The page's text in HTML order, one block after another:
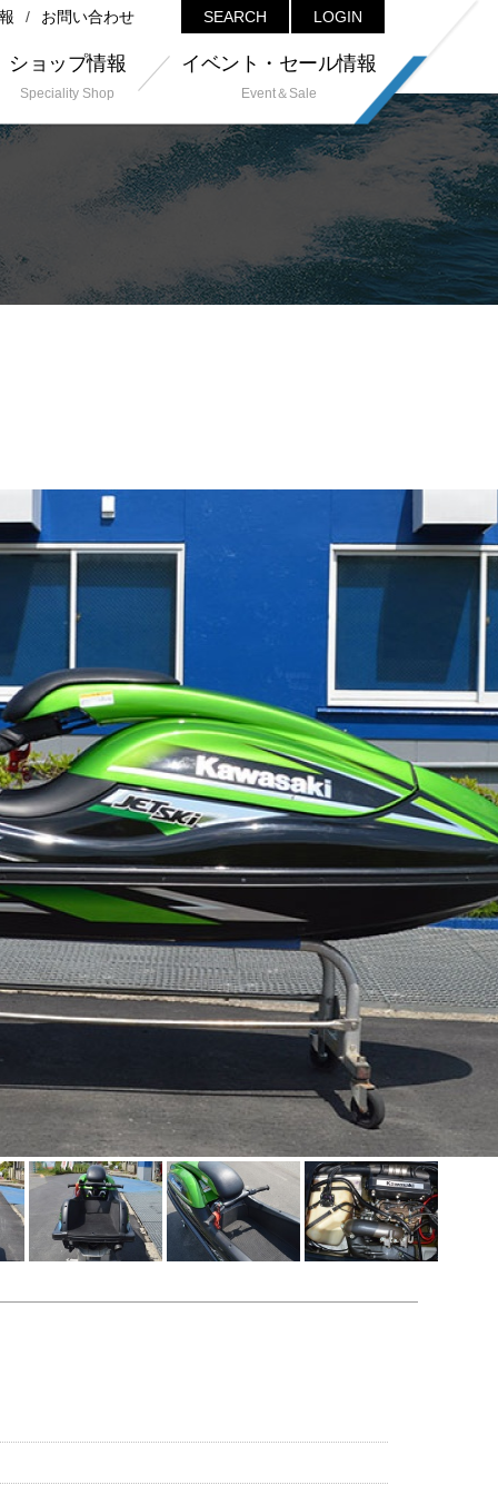
お問い合わせ SEARCH LOGIN
ショップ情報
Speciality Shop
イベント・セール情報
Event＆Sale